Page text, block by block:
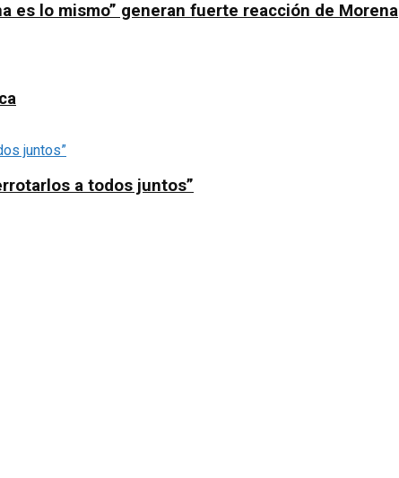
es lo mismo” generan fuerte reacción de Morena
a todos juntos”